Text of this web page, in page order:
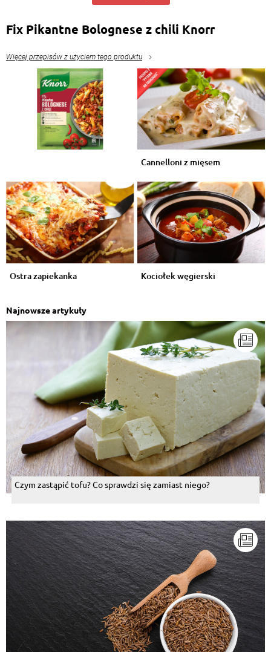
Fix Pikantne Bolognese z chili Knorr
Więcej przepisów z użyciem tego produktu
Cannelloni z mięsem
Ostra zapiekanka Kociołek węgierski
Najnowsze artykuły
Czym zastąpić tofu? Co sprawdzi się zamiast niego?